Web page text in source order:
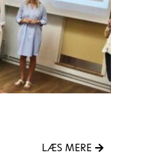
LÆS MERE